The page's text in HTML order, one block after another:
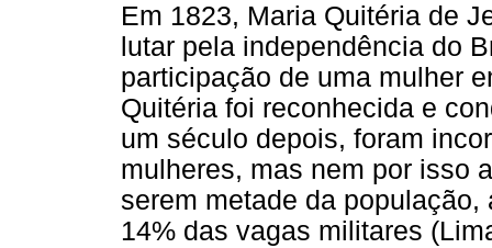
Em 1823, Maria Quitéria de
lutar pela independência do
participação de uma mulher
Quitéria foi reconhecida e
um século depois, foram
mulheres, mas nem por isso
serem metade da
14% das vagas militares